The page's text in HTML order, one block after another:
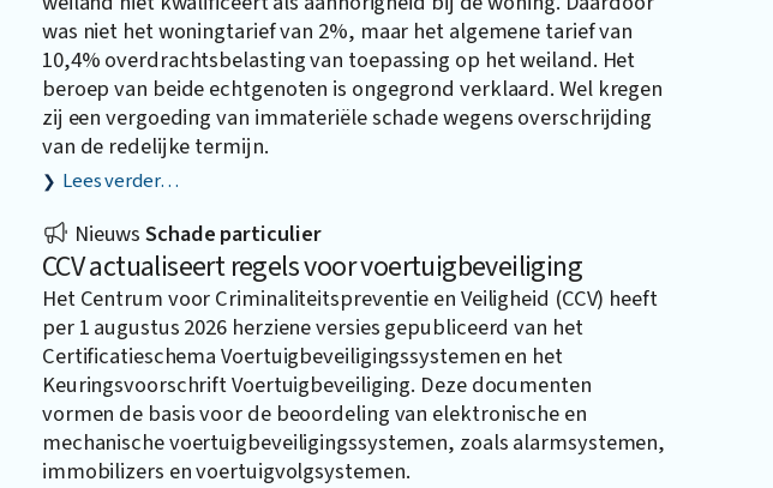
was niet het woningtarief van 2%, maar het algemene tarief van
10,4% overdrachtsbelasting van toepassing op het weiland. Het
beroep van beide echtgenoten is ongegrond verklaard. Wel kregen
zij een vergoeding van immateriële schade wegens overschrijding
van de redelijke termijn.
Lees verder…
NieuwsSchade particulier
CCV actualiseert regels voor voertuigbeveiliging
Het Centrum voor Criminaliteitspreventie en Veiligheid (CCV) heeft
per 1 augustus 2026 herziene versies gepubliceerd van het
Certificatieschema Voertuigbeveiligingssystemen en het
Keuringsvoorschrift Voertuigbeveiliging. Deze documenten
vormen de basis voor de beoordeling van elektronische en
mechanische voertuigbeveiligingssystemen, zoals alarmsystemen,
immobilizers en voertuigvolgsystemen.